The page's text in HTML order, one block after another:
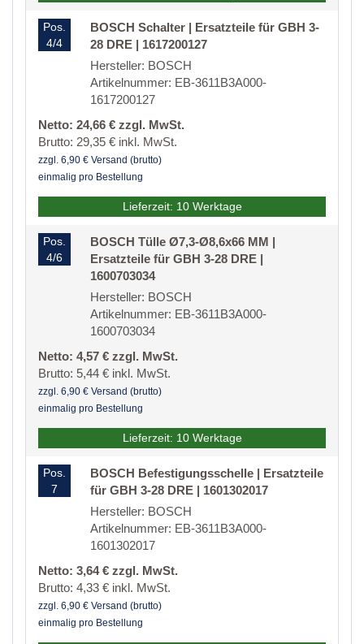
Pos.
4/4
BOSCH Schalter | Ersatzteile für GBH 3-
28 DRE | 1617200127
Hersteller: BOSCH
Artikelnummer: EB-3611B3A000-
1617200127
Netto: 24,66 € zzgl. MwSt.
Brutto: 29,35 € inkl. MwSt.
zzgl. 6,90 € Versand (brutto)
einmalig pro Bestellung
Lieferzeit: 10 Werktage
Pos.
4/6
BOSCH Tülle Ø7,3-Ø8,6x66 MM |
Ersatzteile für GBH 3-28 DRE |
1600703034
Hersteller: BOSCH
Artikelnummer: EB-3611B3A000-
1600703034
Netto: 4,57 € zzgl. MwSt.
Brutto: 5,44 € inkl. MwSt.
zzgl. 6,90 € Versand (brutto)
einmalig pro Bestellung
Lieferzeit: 10 Werktage
Pos.
7
BOSCH Befestigungsschelle | Ersatzteile
für GBH 3-28 DRE | 1601302017
Hersteller: BOSCH
Artikelnummer: EB-3611B3A000-
1601302017
Netto: 3,64 € zzgl. MwSt.
Brutto: 4,33 € inkl. MwSt.
zzgl. 6,90 € Versand (brutto)
einmalig pro Bestellung